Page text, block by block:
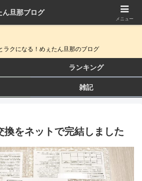
ェット＆生活改善ブログ
ラクになる！めぇたん旦那のブログ
ランキング
雑記
換をネットで完結しました
ん旦那ブログ
メニュー